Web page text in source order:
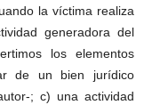
la víctima realiza
generadora del
los elementos
de un bien jurídico
; c) una actividad